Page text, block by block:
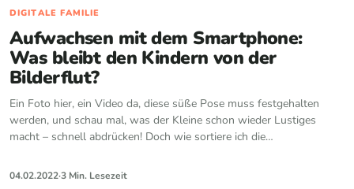
DIGITALE FAMILIE
Aufwachsen mit dem Smartphone:
Was bleibt den Kindern von der
Bilderflut?
Ein Foto hier, ein Video da, diese süße Pose muss festgehalten
werden, und schau mal, was der Kleine schon wieder Lustiges
macht – schnell abdrücken! Doch wie sortiere ich die…
04.02.2022·3 Min. Lesezeit